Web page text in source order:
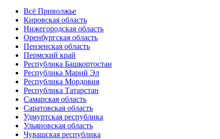
Всё Приволжье
Кировская область
Нижегородская область
Оренбургская область
Пензенская область
Пермский край
Республика Башкортостан
Республика Марий Эл
Республика Мордовия
Республика Татарстан
Самарская область
Саратовская область
Удмуртская республика
Ульяновская область
Чувашская республика